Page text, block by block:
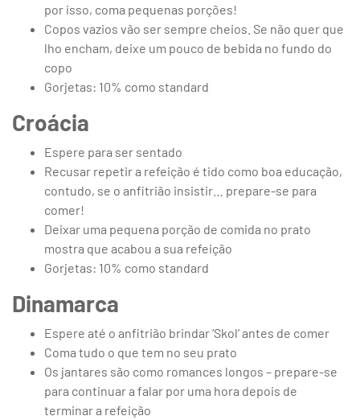
por isso, coma pequenas porções!
Copos vazios vão ser sempre cheios. Se não quer que
lho encham, deixe um pouco de bebida no fundo do
copo
Gorjetas: 10% como standard
Croácia
Espere para ser sentado
Recusar repetir a refeição é tido como boa educação,
contudo, se o anfitrião insistir… prepare-se para
comer!
Deixar uma pequena porção de comida no prato
mostra que acabou a sua refeição
Gorjetas: 10% como standard
Dinamarca
Espere até o anfitrião brindar ‘Skol’ antes de comer
Coma tudo o que tem no seu prato
Os jantares são como romances longos – prepare-se
para continuar a falar por uma hora depois de
terminar a refeição